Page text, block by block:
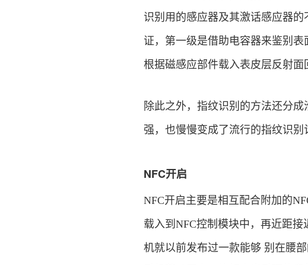
识别用的感应器及其激话感应器
证，第一级是借助电容器来鉴别
根据磁感应部件载入表皮层反射面
除此之外，指纹识别的方法还分
强，也慢慢变成了流行的指纹识别
NFC开启
NFC开启主要是相互配合附加的
载入到NFC控制模块中，再近距
机就以前发布过一款能够 别在腰